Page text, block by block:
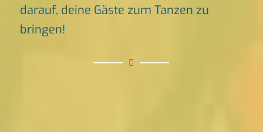
darauf, deine Gäste zum Tanzen zu
bringen!